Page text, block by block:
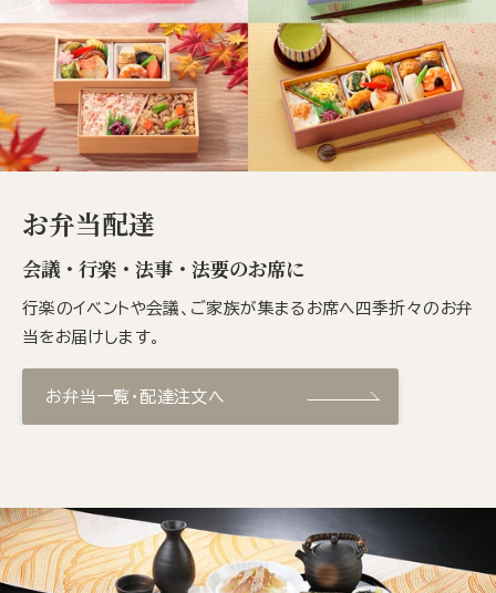
お弁当配達
会議・行楽・法事・法要のお席に
行楽のイベントや会議、ご家族が集まるお席へ四季折々のお弁
当をお届けします。
お弁当一覧・配達注文へ